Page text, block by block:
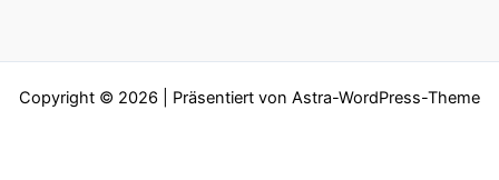
Copyright © 2026 | Präsentiert von Astra-WordPress-Theme